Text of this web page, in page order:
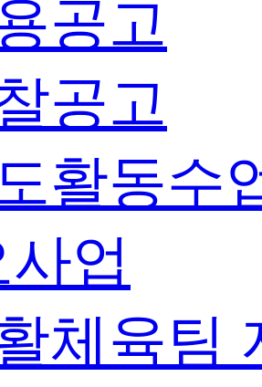
공고
공고
활동수
업
체육팀